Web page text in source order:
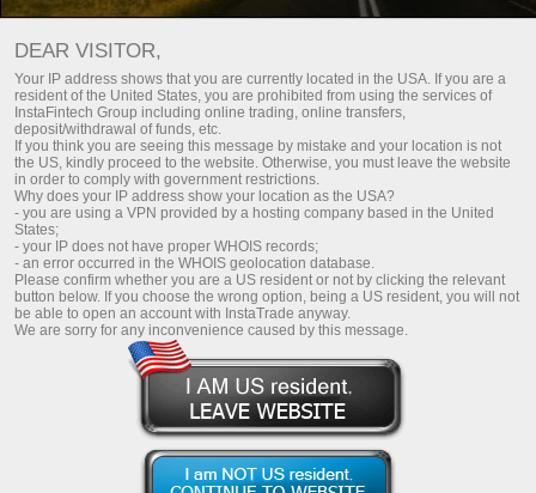
मेटाट्रेडर ट्रेडिंग प्लेटफॉर्म डाउनलोड करें
InstaCopy
TOP-5 traders
Monitoring
FAQ
InstaCopy in details
Registration
शीर्ष 5 ट्रेडर्स
DEAR VISITOR,
Your IP address shows that you are currently located in the USA. If you are a
resident of the United States, you are prohibited from using the services of
InstaFintech Group including online trading, online transfers,
deposit/withdrawal of funds, etc.
If you think you are seeing this message by mistake and your location is not
the US, kindly proceed to the website. Otherwise, you must leave the website
in order to comply with government restrictions.
Why does your IP address show your location as the USA?
- you are using a VPN provided by a hosting company based in the United
States;
- your IP does not have proper WHOIS records;
- an error occurred in the WHOIS geolocation database.
Please confirm whether you are a US resident or not by clicking the relevant
button below. If you choose the wrong option, being a US resident, you will not
be able to open an account with InstaTrade anyway.
We are sorry for any inconvenience caused by this message.